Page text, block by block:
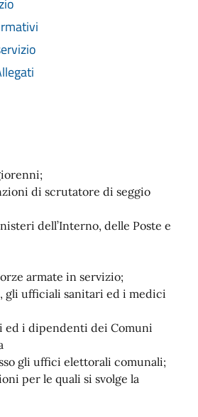
di scrutatore di seggio
dell’Interno, delle Poste e
armate in servizio;
ufficiali sanitari ed i medici
ed i dipendenti dei Comuni
gli uffici elettorali comunali;
per le quali si svolge la